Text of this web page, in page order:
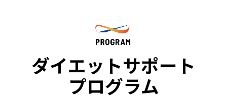
ダイエットサポート
プログラム